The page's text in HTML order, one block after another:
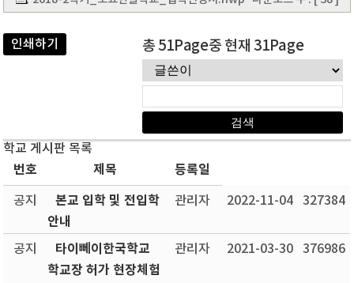
인쇄하기 총 51Page중 현재 31Page
학교 게시판 목록
번호 제목 등록일
공지
본교 입학 및 전입학
안내
관리자 2022-11-04 327384
공지
타이뻬이한국학교
학교장 허가 현장체험
관리자 2021-03-30 376986